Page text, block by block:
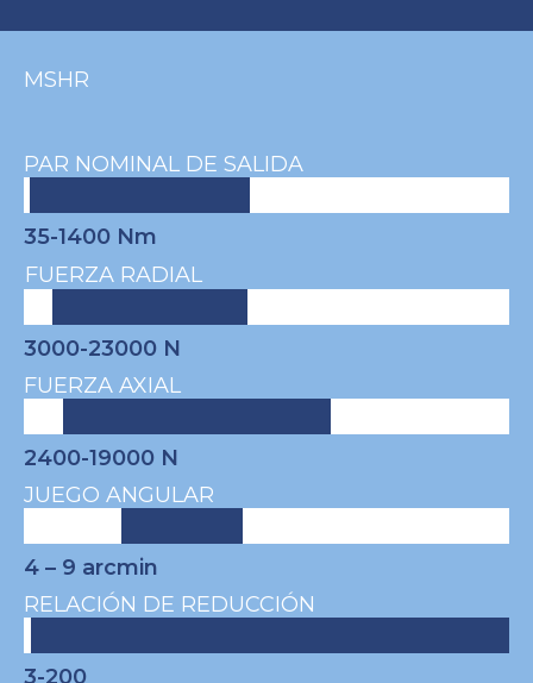
MSHR
PAR NOMINAL DE SALIDA
35-1400 Nm
FUERZA RADIAL
3000-23000 N
FUERZA AXIAL
2400-19000 N
JUEGO ANGULAR
4 – 9 arcmin
RELACIÓN DE REDUCCIÓN
3-200